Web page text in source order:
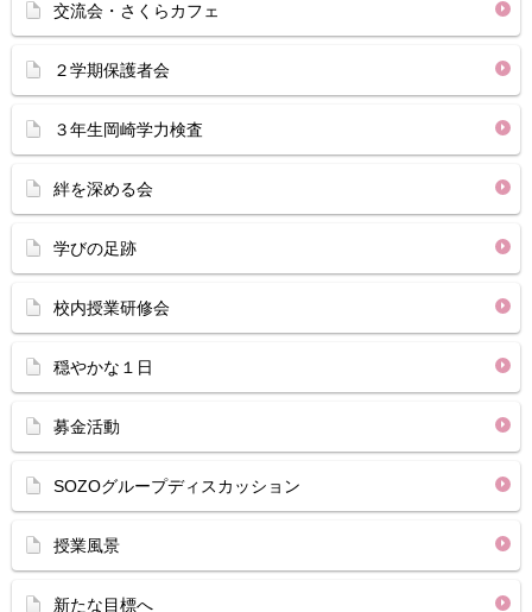
交流会・さくらカフェ
２学期保護者会
３年生岡崎学力検査
絆を深める会
学びの足跡
校内授業研修会
穏やかな１日
募金活動
SOZOグループディスカッション
授業風景
新たな目標へ